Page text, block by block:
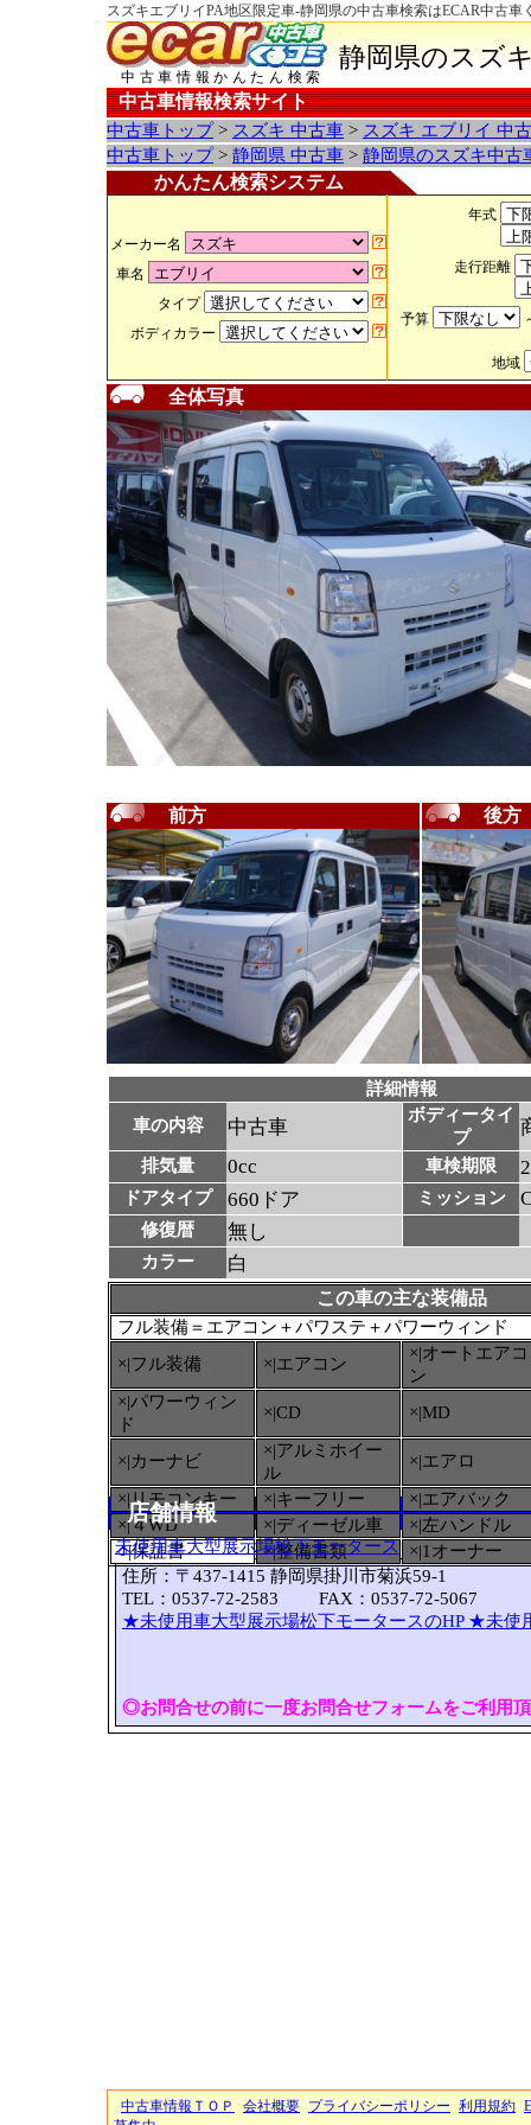
スズキエブリイPA地区限定車-静岡県の中古車検索はECAR中古車
中古車情報かんたん検索
静岡県のスズ
中古車情報検索サイト
中古車トップ> スズキ 中古車 > スズキ エブリイ 中
中古車トップ> 静岡県 中古車 > 静岡県のスズキ中古
かんたん検索システム
メーカー名
車名
タイプ
ボディカラー
年式
走行距離
予算
地域
全体写真
前方 後方
詳細情報
車の内容
中古車
ボディータイ
プ
排気量 0cc 車検期限
ドアタイプ 660ドア ミッション
修復暦 無し
カラー 白
この車の主な装備品
フル装備＝エアコン＋パワステ＋パワーウィンド
×|フル装備
×|エアコン
×|オートエアコ
ン
×|パワーウィン
ド
×|CD ×|MD
×|カーナビ
×|アルミホイー
ル
×|エアロ
×|リモコンキー
×|キーフリー
×|エアバック
×|４WD
×|ディーゼル車
×|左ハンドル
○|保証書 ×|整備書類 ×|1オーナー
店舗情報
未使用車大型展示場松下モータース
住所：〒437-1415 静岡県掛川市菊浜59-1
TEL：0537-72-2583 FAX：0537-72-5067
★未使用車大型展示場松下モータースのHP ★未使
◎お問合せの前に一度お問合せフォームをご利用
中古車情報ＴＯＰ 会社概要 プライバシーポリシー 利用規約